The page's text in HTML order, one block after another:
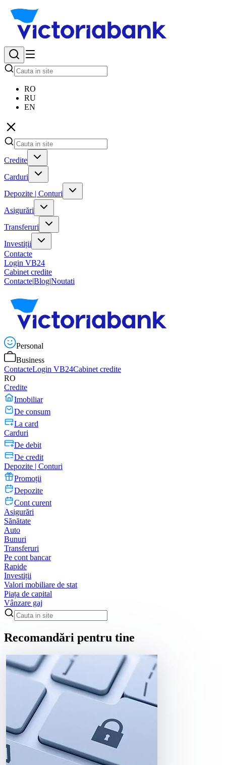
RO
RU
EN
Credite
Carduri
Depozite | Conturi
Asigurări
Transferuri
Investiții
Contacte
Login VB24
Cabinet credite
Contacte|Blog|Noutati
Personal
Business
ContacteLogin VB24Cabinet credite
RO
Credite
Imobiliar
De consum
La card
Carduri
De debit
De credit
Depozite | Conturi
Promoții
Depozite
Cont curent
Asigurări
Sănătate
Auto
Bunuri
Transferuri
Pe cont bancar
Rapide
Investiții
Valori mobiliare de stat
Piața de capital
Vânzare gaj
Recomandări pentru tine